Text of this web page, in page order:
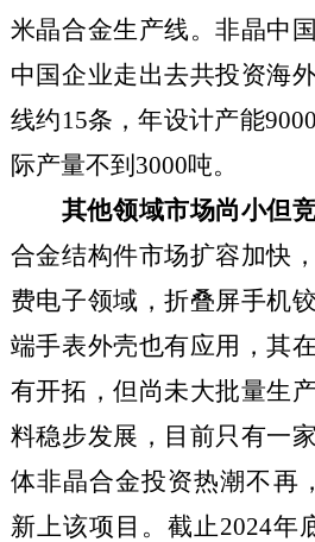
米晶合金生产线。非晶中
中国企业走出去共投资海
线约15条，年设计产能9000
际产量不到 3000吨。
其他领域市场尚小但
合金结构件市场扩容加快
费电子领域，折叠屏手机
端手表外壳也有应用 ，其
有开拓，但尚未大批量生产
料稳步发展，目前只有一
体非晶合金投资热潮不再
新上该项目 。截止2024年